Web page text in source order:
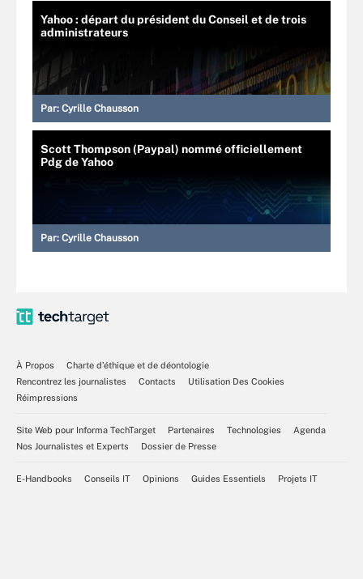
Yahoo : départ du président du Conseil et de trois
administrateurs
Par: Cyrille Chausson
Scott Thompson (Paypal) nommé officiellement
Pdg de Yahoo
Par: Cyrille Chausson
À Propos
Charte d’éthique et de déontologie
Rencontrez les journalistes
Contacts
Utilisation Des Cookies
Réimpressions
Site Web pour Informa TechTarget Partenaires Technologies
Agenda
Nos Journalistes et Experts
Dossier de Presse
E-Handbooks Conseils IT Opinions Guides Essentiels Projets IT